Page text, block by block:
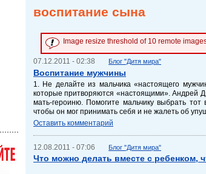
воспитание сына
Image resize threshold of 10 remote
07.12.2011 - 02:38 Блог "Дитя мира"
Воспитание мужчины
1. Не делайте из мальчика «настоящего
которые притворяются «настоящими». Андрей
мать-героиню. Помогите мальчику выбрать
чтобы он мог принимать себя и не жалеть об
Оставить комментарий
12.08.2011 - 07:06 Блог "Дитя мира"
Что можно делать вместе с ребенком,